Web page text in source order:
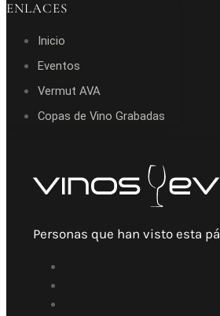
ENLACES
Inicio
Eventos
Vermut AVA
Copas de Vino Grabadas
Personas que han visto esta